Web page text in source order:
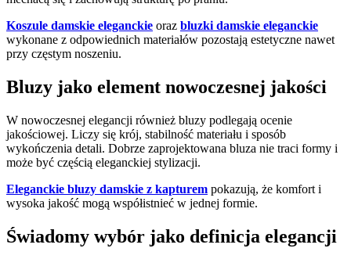
Koszule damskie eleganckie oraz bluzki damskie eleganckie
wykonane z odpowiednich materiałów pozostają estetyczne nawet
przy częstym noszeniu.
Bluzy jako element nowoczesnej jakości
W nowoczesnej elegancji również bluzy podlegają ocenie
jakościowej. Liczy się krój, stabilność materiału i sposób
wykończenia detali. Dobrze zaprojektowana bluza nie traci formy i
może być częścią eleganckiej stylizacji.
Eleganckie bluzy damskie z kapturem pokazują, że komfort i
wysoka jakość mogą współistnieć w jednej formie.
Świadomy wybór jako definicja elegancji